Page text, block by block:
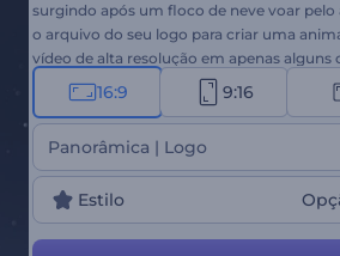
surgindo após um floco de neve voar pelo
o arquivo do seu logo para criar uma
vídeo de alta resolução em apenas alguns
Ideal para celebrar as festas, comerciais de
o Natal, abertura de apresentação e outros
criativos. Experimente agora!
16:9 9:16
Panorâmica | Logo
Estilo